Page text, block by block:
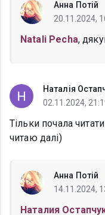
Анна Потій
20.11.2024,
Natali Pecha,
Наталія
02.11.2024,
Тільки почала
читаю далі)
Анна Потій
14.11.2024,
Наталия